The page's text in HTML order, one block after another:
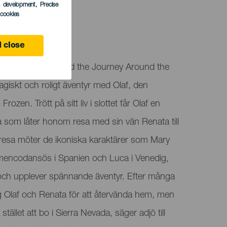
development, Precise
close
Olaf and the Journey Around the
och roligt äventyr med Olaf, den
Trött på sitt liv i slottet får Olaf en
låter honom resa med sin vän Renata till
möter de ikoniska karaktärer som Mary
i Spanien och Luca i Venedig,
upplever spännande äventyr. Efter många
och Renata för att återvända hem, men
att bo i Sierra Nevada, säger adjö till